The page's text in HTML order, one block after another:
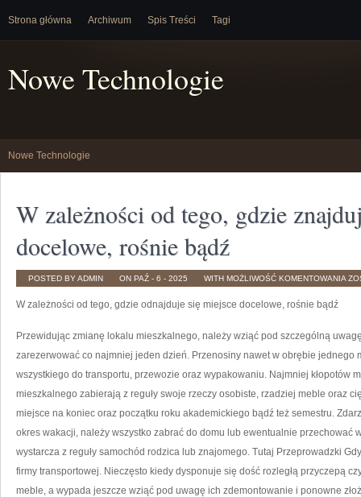
Strona główna Archiwum Spis Treści Tagi
Nowe Technologie
Nowe Technologie
W zależności od tego, gdzie
docelowe, rośnie bądź
POSTED BY ADMIN ON PAŹ - 6 - 2025 WITH MOŻLIWOŚĆ KOMENTOWANIA W
W zależności od tego, gdzie odnajduje się miejsce docelowe, rośnie bądź
Przewidując zmianę lokalu mieszkalnego, należy wziąć pod szczególną
zarezerwować co najmniej jeden dzień. Przenosiny nawet w obrębie jednego
wszystkiego do transportu, przewozie oraz wypakowaniu. Najmniej kłopotów
mieszkalnego zabierają z reguły swoje rzeczy osobiste, rzadziej meble oraz
miejsce na koniec oraz początku roku akademickiego bądź też semestru.
okres wakacji, należy wszystko zabrać do domu lub ewentualnie przechować
wystarcza z reguły samochód rodzica lub znajomego. Tutaj Przeprowadzki
firmy transportowej. Nieczęsto kiedy dysponuje się dość rozległą przyczepą
meble, a wypada jeszcze wziąć pod uwagę ich zdemontowanie i ponowne